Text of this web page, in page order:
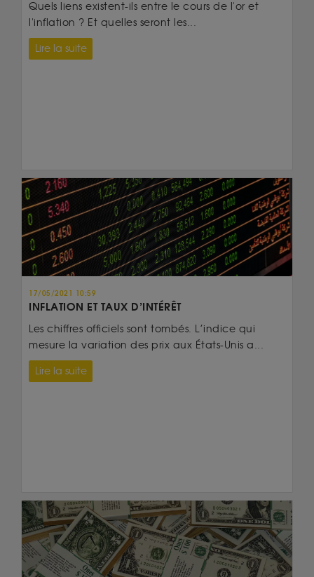
Quels liens existent-ils entre le cours de l'or et
l'inflation ? Et quelles seront les...
Lire la suite
17/05/2021 10:59
INFLATION ET TAUX D’INTÉRÊT
Les chiffres officiels sont tombés. L’indice qui
mesure la variation des prix aux États-Unis a...
Lire la suite